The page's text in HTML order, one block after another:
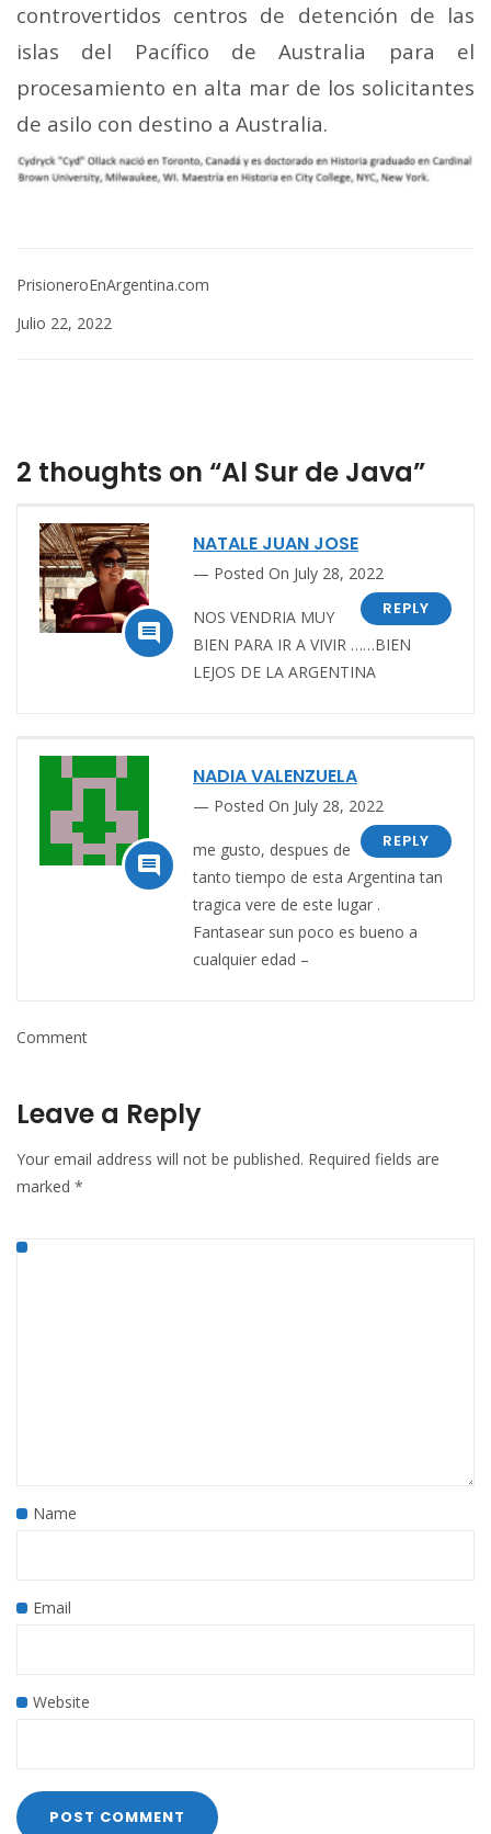
controvertidos centros de detención de las
islas del Pacífico de Australia para el
procesamiento en alta mar de los solicitantes
de asilo con destino a Australia.
PrisioneroEnArgentina.com
Julio 22, 2022
2 thoughts on “Al Sur de Java”

NATALE JUAN JOSE
Posted On July 28, 2022
REPLY
NOS VENDRIA MUY
BIEN PARA IR A VIVIR ……BIEN
LEJOS DE LA ARGENTINA

NADIA VALENZUELA
Posted On July 28, 2022
REPLY
me gusto, despues de
tanto tiempo de esta Argentina tan
tragica vere de este lugar .
Fantasear sun poco es bueno a
cualquier edad –
Comment
Leave a Reply
Your email address will not be published. Required fields are
marked *
Name
Email
Website